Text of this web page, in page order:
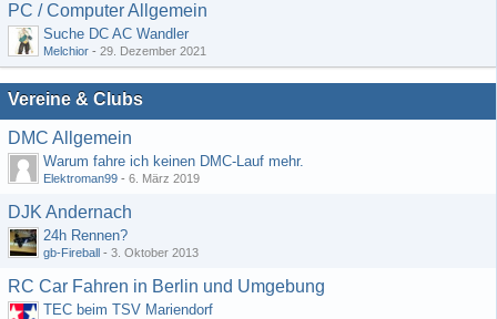
PC / Computer Allgemein
Suche DC AC Wandler
Melchior - 29. Dezember 2021
Vereine & Clubs
DMC Allgemein
Warum fahre ich keinen DMC-Lauf mehr.
Elektroman99 - 6. März 2019
DJK Andernach
24h Rennen?
gb-Fireball - 3. Oktober 2013
RC Car Fahren in Berlin und Umgebung
TEC beim TSV Mariendorf